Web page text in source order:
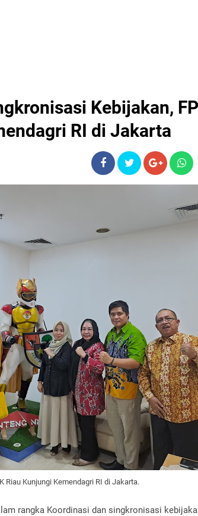
Kebijakan,
RI di Jakarta
Riau Kunjungi Kemendagri RI di Jakarta.
rangka Koordinasi dan singkronisasi